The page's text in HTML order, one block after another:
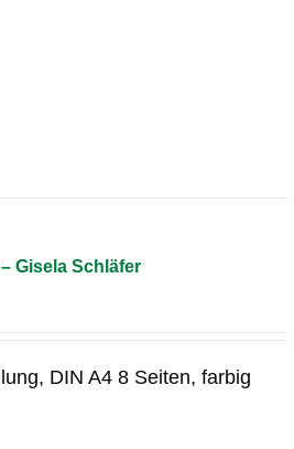
Gisela Schläfer
DIN A4 8 Seiten, farbig